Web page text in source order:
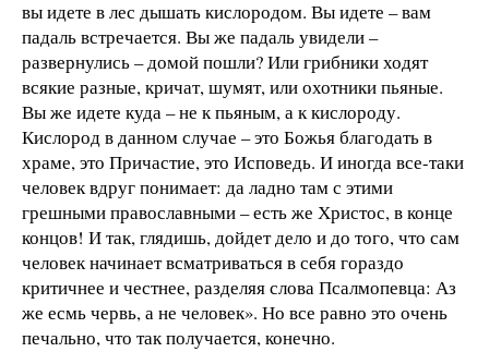
вы идете в лес дышать кислородом. Вы идете – вам
падаль встречается. Вы же падаль увидели –
развернулись – домой пошли? Или грибники ходят
всякие разные, кричат, шумят, или охотники пьяные.
Вы же идете куда – не к пьяным, а к кислороду.
Кислород в данном случае – это Божья благодать в
храме, это Причастие, это Исповедь. И иногда все-таки
человек вдруг понимает: да ладно там с этими
грешными православными – есть же Христос, в конце
концов! И так, глядишь, дойдет дело и до того, что сам
человек начинает всматриваться в себя гораздо
критичнее и честнее, разделяя слова Псалмопевца: Аз
же есмь червь, а не человек». Но все равно это очень
печально, что так получается, конечно.